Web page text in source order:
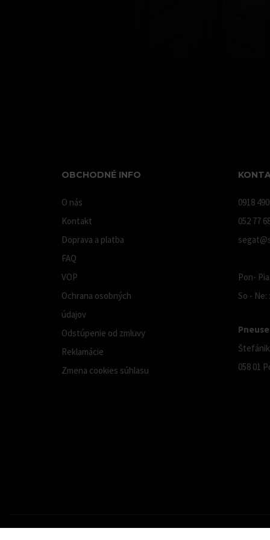
OBCHODNÉ INFO
O nás
Kontakt
Doprava a platba
FAQ
VOP
Ochrana osobných
údajov
Odstúpenie od zmluvy
Reklamácie
Zmena cookies súhlasu
0918
052 77
Pon-
So -
058 01